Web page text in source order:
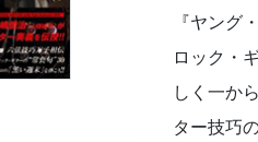
『ヤング
ロック・
しく一か
ター技巧